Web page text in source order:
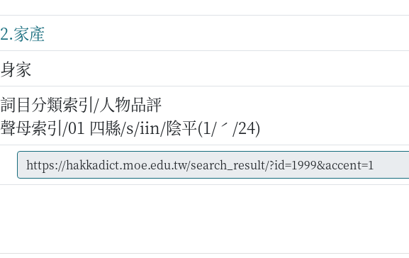
2.家產
身家
詞目分類索引/人物品評
聲母索引/01 四縣/s/iin/陰平(1/ˊ/24)